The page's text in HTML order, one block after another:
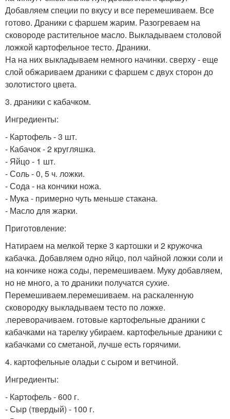
Добавляем специи по вкусу и все перемешиваем. Все
готово. Драники с фаршем жарим. Разогреваем на
сковороде растительное масло. Выкладываем столовой
ложкой картофельное тесто. Драники.
На на них выкладываем немного начинки. сверху - еще
слой обжариваем драники с фаршем с двух сторон до
золотистого цвета.
3. драники с кабачком.
Ингредиенты:
- Картофель - 3 шт.
- Кабачок - 2 кругляшка.
- Яйцо - 1 шт.
- Соль - 0, 5 ч. ложки.
- Сода - на кончики ножа.
- Мука - примерно чуть меньше стакана.
- Масло для жарки.
Приготовление:
Натираем на мелкой терке 3 картошки и 2 кружочка
кабачка. Добавляем одно яйцо, пол чайной ложки соли и
на кончике ножа соды, перемешиваем. Муку добавляем,
но не много, а то драники получатся сухие.
Перемешиваем.перемешиваем. на раскаленную
сковородку выкладываем тесто по ложке.
.переворачиваем. готовые картофельные драники с
кабачками на тарелку убираем. картофельные драники с
кабачками со сметаной, лучше есть горячими.
4. картофельные оладьи с сыром и ветчиной.
Ингредиенты:
- Картофель - 600 г.
- Сыр (твердый) - 100 г.